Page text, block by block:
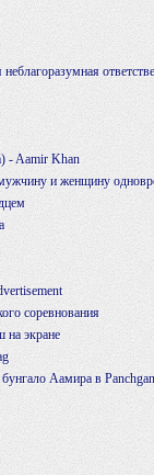
- Aamir Khan
и женщину
соревнования
на экране
Аамира в